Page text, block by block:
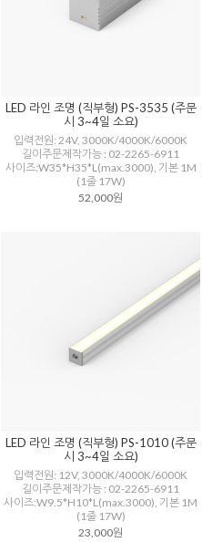
LED 라인 조명 (직부형) PS-3535 (주문
시 3~4일 소요)
입력전원: 24V, 3000K/4000K/6000K
길이주문제작가능 : 02-2265-6911
사이즈:W35*H35*L(max.3000), 기본 1M
(1줄 17W)
52,000원
LED 라인 조명 (직부형) PS-1010 (주문
시 3~4일 소요)
입력전원: 12V, 3000K/4000K/6000K
길이주문제작가능 : 02-2265-6911
사이즈:W9.5*H10*L(max.3000), 기본 1M
(1줄 17W)
23,000원